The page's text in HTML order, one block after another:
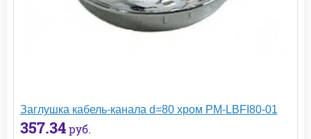
Заглушка кабель-канала d=80 хром PM-LBFI80-01
357.34 руб.